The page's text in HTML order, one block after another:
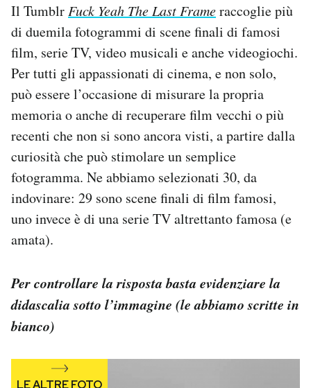
NEWSLETTER
I MIEI PREFERITI
SHOP
AREA PERSONALE
Area Personale
Newsletter
Regala il Post
Hai bisogno di aiuto?
Esci
Il Tumblr Fuck Yeah The Last Frameraccoglie più
di duemila fotogrammi di scene finali di famosi
film, serie TV, video musicali e anche videogiochi.
Per tutti gli appassionati di cinema, e non solo,
può essere l’occasione di misurare la propria
memoria o anche di recuperare film vecchi o più
recenti che non si sono ancora visti, a partire dalla
curiosità che può stimolare un semplice
fotogramma. Ne abbiamo selezionati 30, da
indovinare: 29 sono scene finali di film famosi,
uno invece è di una serie TV altrettanto famosa (e
amata).
Per controllare la risposta basta evidenziare la
didascalia sotto l’immagine (le abbiamo scritte in
bianco)